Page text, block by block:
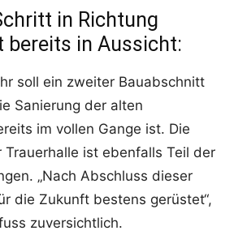
in Richtung
in Aussicht:
soll ein zweiter Bauabschnitt
Sanierung der alten
im vollen Gange ist. Die
ist ebenfalls Teil der
„Nach Abschluss dieser
die Zukunft bestens gerüstet“,
zuversichtlich.